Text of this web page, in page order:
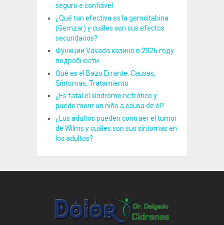
seguro e confiável
¿Qué tan efectiva es la gemcitabina
(Gemzar) y cuáles son sus efectos
secundarios?
Функции Vavada казино в 2026 году
подробности
Qué es el Bazo Errante: Causas,
Síntomas, Tratamiento
¿Es fatal el síndrome nefrótico y
puede morir un niño a causa de él?
¿Los adultos pueden contraer el tumor
de Wilms y cuáles son sus síntomas en
los adultos?